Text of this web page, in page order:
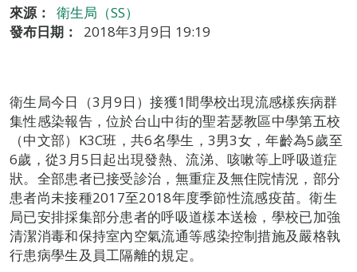
來源：
衛生局（SS）
發布日期：
2018年3月9日 19:19
衛生局今日（3月9日）接獲1間學校出現流感樣疾病群
集性感染報告，位於台山中街的聖若瑟教區中學第五校
（中文部）K3C班，共6名學生，3男3女，年齡為5歲至
6歲，從3月5日起出現發熱、流涕、咳嗽等上呼吸道症
狀。全部患者已接受診治，無重症及無住院情況，部分
患者尚未接種2017至2018年度季節性流感疫苗。衛生
局已安排採集部分患者的呼吸道樣本送檢，學校已加強
清潔消毒和保持室內空氣流通等感染控制措施及嚴格執
行患病學生及員工隔離的規定。